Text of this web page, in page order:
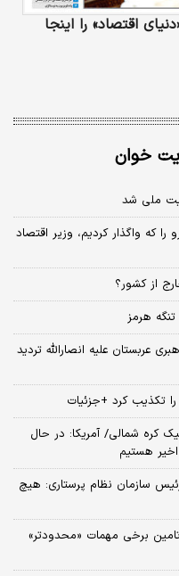
اقتصاد» را اینجا
خوان
ملی شد
که واگذار کردیم، وزیر اقتصاد
از کشور؟
هرمز
عربستان علیه انصارالله تردید
را تکذیب کرد +جزئیات
کره شمالی/ آمریکا: در حال
هستیم
سازمان نظام پرستاری: هیچ
تامین برخی مهمات «محدودتر»